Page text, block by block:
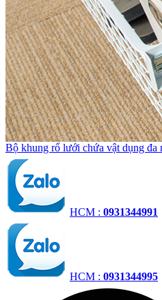
Bộ khung rổ lưới chứa vật dụng đa
HCM : 0931344991
HCM : 0931344995